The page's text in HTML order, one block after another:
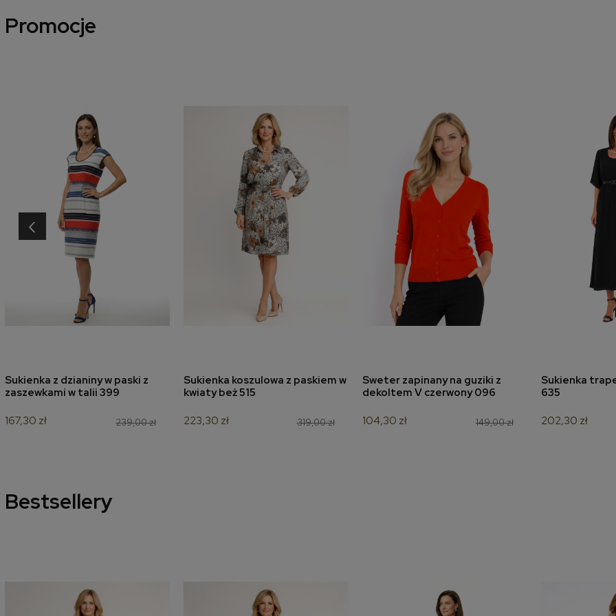
Promocje
dodaj do koszyka
Sukienka z dzianiny w paski z
zaszewkami w talii 399
239,00 zł
167,30 zł
dodaj do koszyka
Sukienka koszulowa z paskiem w
kwiaty beż 515
319,00 zł
223,30 zł
dodaj do koszyka
Sweter zapinany na guziki z
dekoltem V czerwony 096
149,00 zł
104,30 zł
dodaj
Sukienka
635
202,30 zł
‹
Bestsellery